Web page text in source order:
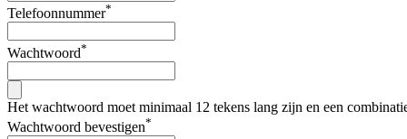
Telefoonnummer*
Wachtwoord*
Het wachtwoord moet minimaal 12 tekens lang zijn en een
Wachtwoord bevestigen*